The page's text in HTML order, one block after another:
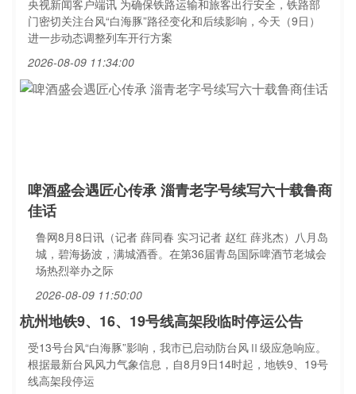
央视新闻客户端讯 为确保铁路运输和旅客出行安全，铁路部
门密切关注台风“白海豚”路径变化和后续影响，今天（9日）
进一步动态调整列车开行方案
2026-08-09 11:34:00
啤酒盛会遇匠心传承 淄青老字号续写六十载鲁商
佳话
鲁网8月8日讯（记者 薛同春 实习记者 赵红 薛兆杰）八月岛
城，碧海扬波，满城酒香。在第36届青岛国际啤酒节老城会
场热烈举办之际
2026-08-09 11:50:00
杭州地铁9、16、19号线高架段临时停运公告
受13号台风“白海豚”影响，我市已启动防台风Ⅱ级应急响应。
根据最新台风风力气象信息，自8月9日14时起，地铁9、19号
线高架段停运